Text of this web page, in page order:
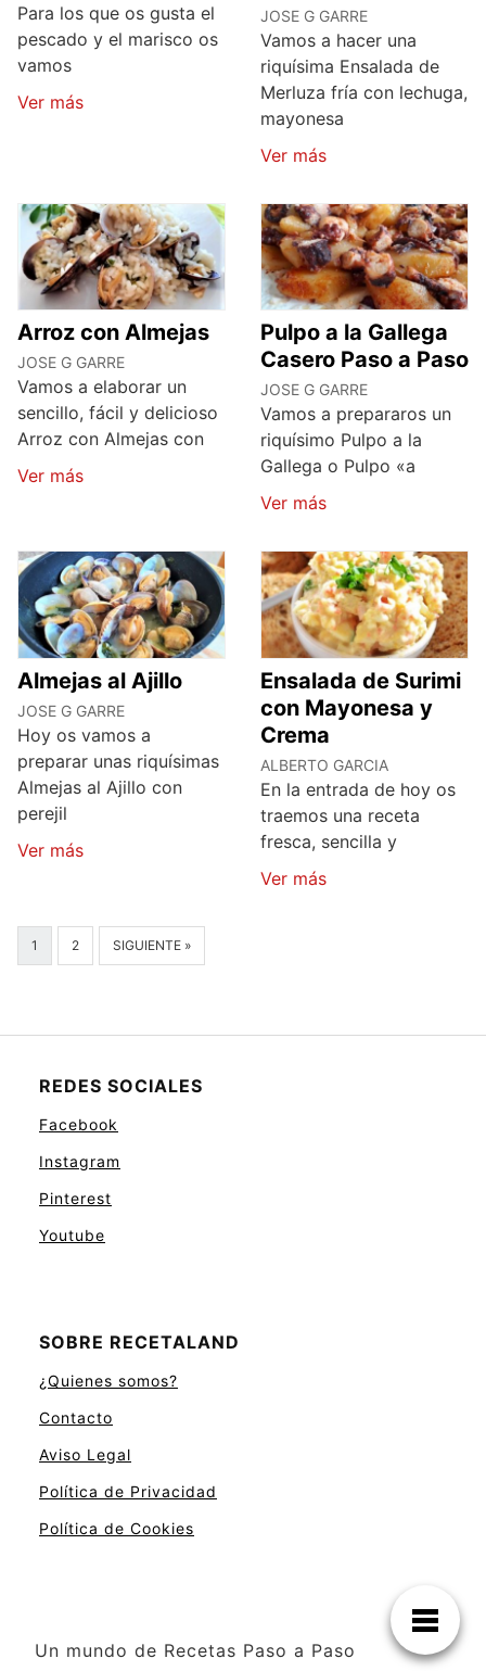
Para los que os gusta el
pescado y el marisco os
vamos
Ver más
JOSE G GARRE
Vamos a hacer una
riquísima Ensalada de
Merluza fría con lechuga,
mayonesa
Ver más
Arroz con Almejas
JOSE G GARRE
Vamos a elaborar un
sencillo, fácil y delicioso
Arroz con Almejas con
Ver más
Pulpo a la Gallega
Casero Paso a Paso
JOSE G GARRE
Vamos a prepararos un
riquísimo Pulpo a la
Gallega o Pulpo «a
Ver más
Almejas al Ajillo
JOSE G GARRE
Hoy os vamos a
preparar unas riquísimas
Almejas al Ajillo con
perejil
Ver más
Ensalada de Surimi
con Mayonesa y
Crema
ALBERTO GARCIA
En la entrada de hoy os
traemos una receta
fresca, sencilla y
Ver más
1 2 SIGUIENTE »
REDES SOCIALES
Facebook
Instagram
Pinterest
Youtube
SOBRE RECETALAND
¿Quienes somos?
Contacto
Aviso Legal
Política de Privacidad
Política de Cookies
Un mundo de Recetas Paso a Paso